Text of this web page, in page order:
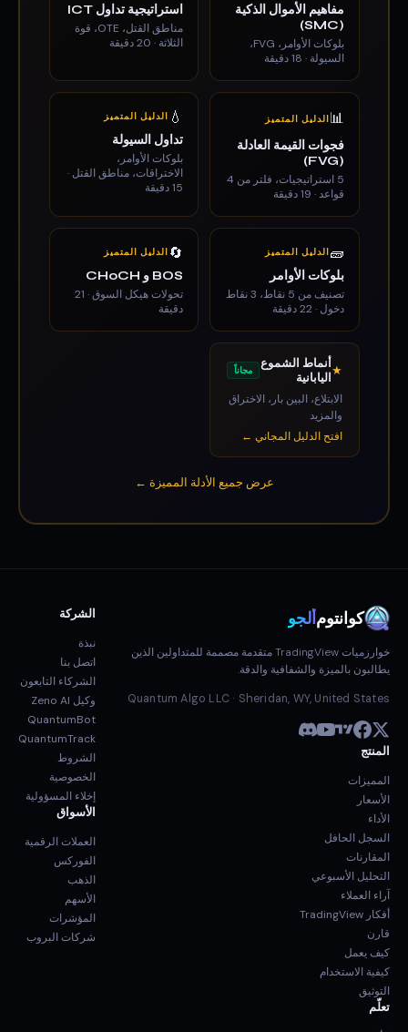
مفاهيم الأموال الذكية
(SMC)
بلوكات الأوامر، FVG،
السيولة · 18 دقيقة
استراتيجية تداول ICT
مناطق القتل، OTE، قوة
الثلاثة · 20 دقيقة
📊 الدليل المتميز
فجوات القيمة العادلة
(FVG)
5 استراتيجيات، فلتر من 4
قواعد · 19 دقيقة
💧 الدليل المتميز
تداول السيولة
بلوكات الأوامر،
الاختراقات، مناطق القتل ·
15 دقيقة
🧱 الدليل المتميز
بلوكات الأوامر
تصنيف من 5 نقاط، 3 نقاط
دخول · 22 دقيقة
🔄 الدليل المتميز
BOS و CHoCH
تحولات هيكل السوق · 21
دقيقة
★أنماط الشموع
اليابانية
مجاناً
الابتلاع، البين بار، الاختراق
والمزيد
افتح الدليل المجاني ←
عرض جميع الأدلة المميزة ←
كوانتومألجو
خوارزميات TradingView متقدمة مصممة للمتداولين الذين
يطالبون بالميزة والشفافية والدقة.
Quantum Algo LLC · Sheridan, WY, United States
المنتج
المميزات
الأسعار
الأداء
السجل الحافل
المقارنات
التحليل الأسبوعي
آراء العملاء
أفكار TradingView
قارن
كيف يعمل
كيفية الاستخدام
التوثيق
تعلّم
الشركة
نبذة
اتصل بنا
الشركاء التابعون
وكيل Zeno AI
QuantumBot
QuantumTrack
الشروط
الخصوصية
إخلاء المسؤولية
الأسواق
العملات الرقمية
الفوركس
الذهب
الأسهم
المؤشرات
شركات البروب